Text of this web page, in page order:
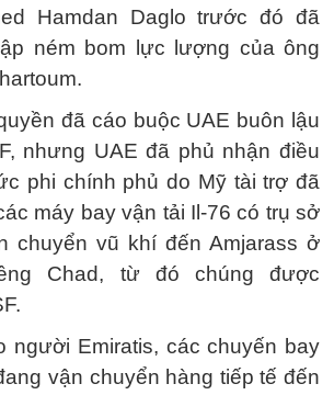
Hamdan Daglo trước đó đã
ném bom lực lượng của ông
đã cáo buộc UAE buôn lậu
nhưng UAE đã phủ nhận điều
phi chính phủ do Mỹ tài trợ đã
máy bay vận tải Il-76 có trụ sở
chuyển vũ khí đến Amjarass ở
Chad, từ đó chúng được
người Emiratis, các chuyến bay
vận chuyển hàng tiếp tế đến